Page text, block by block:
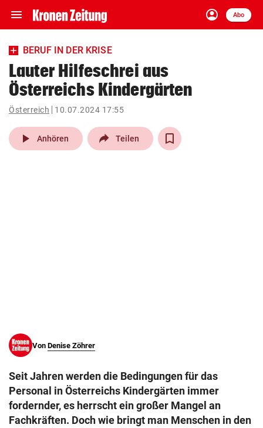
menu Navigation
ein-/ausklappen
account_circle
Anmelden
Abo
close Schließen
account_circle Anmelden
arrow_right
pin_drop
Wien arrow_right
BERUF IN DER KRISE
Lauter Hilfeschrei aus
Österreichs Kindergärten
Österreich 10.07.2024 17:55
play_arrow Anhören Teilen
Von Denise Zöhrer
Seit Jahren werden die Bedingungen für das
Personal in Österreichs Kindergärten immer
fordernder, es herrscht ein großer Mangel an
Fachkräften. Doch wie bringt man Menschen in den